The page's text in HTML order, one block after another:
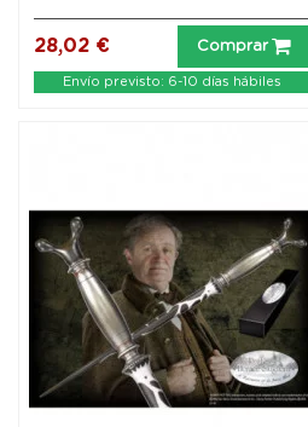
28,02 € Comprar
Envío previsto: 6-10 días hábiles